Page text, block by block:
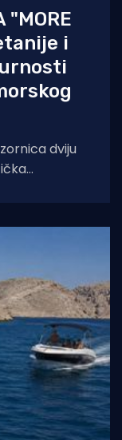
"MORE
i
dviju